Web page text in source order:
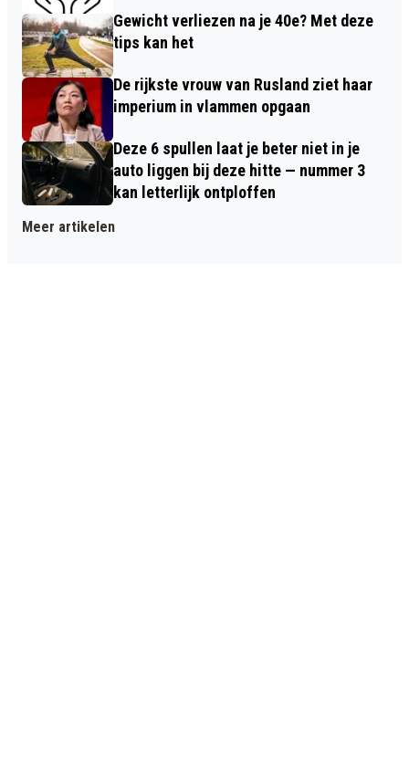
Gewicht verliezen na je 40e? Met deze
tips kan het
De rijkste vrouw van Rusland ziet haar
imperium in vlammen opgaan
Deze 6 spullen laat je beter niet in je
auto liggen bij deze hitte — nummer 3
kan letterlijk ontploffen
Meer artikelen